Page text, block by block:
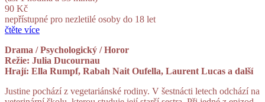
90 Kč
nepřístupné pro nezletilé osoby do 18 let
čtěte více
Drama / Psychologický / Horor
Režie: Julia Ducournau
Hrají: Ella Rumpf, Rabah Nait Oufella, Laurent Lucas a další
Justine pochází z vegetariánské rodiny. V šestnácti letech odchází na